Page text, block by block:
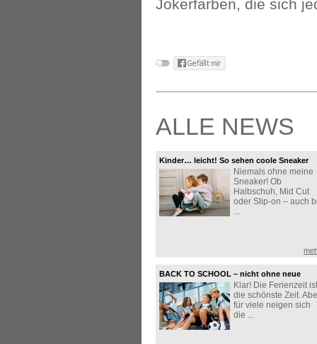
Jokerfarben, die sich
ALLE NEWS
Kinder… leicht! So sehen coole Sneaker
aus!
Niemals ohne meine
Sneaker! Ob
Halbschuh, Mid Cut
oder Slip-on – auch
...
BACK TO SCHOOL – nicht ohne neue
Sneaker!
Klar! Die Ferienzeit ist
die schönste Zeit.
für viele neigen sich
die ...